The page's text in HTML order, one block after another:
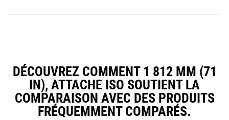
DÉCOUVREZ COMMENT 1 812 MM (71
IN), ATTACHE ISO SOUTIENT LA
COMPARAISON AVEC DES PRODUITS
FRÉQUEMMENT COMPARÉS.